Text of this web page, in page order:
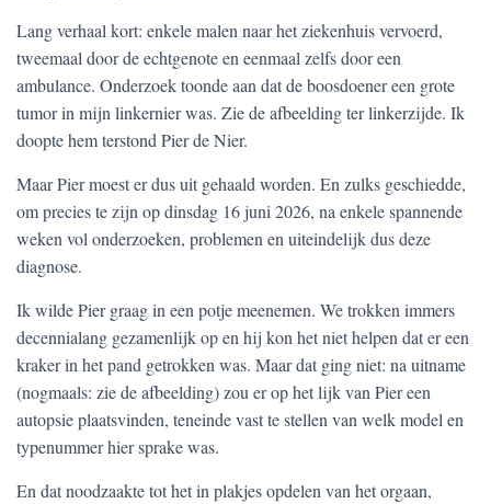
Lang verhaal kort: enkele malen naar het ziekenhuis vervoerd,
tweemaal door de echtgenote en eenmaal zelfs door een
ambulance. Onderzoek toonde aan dat de boosdoener een grote
tumor in mijn linkernier was. Zie de afbeelding ter linkerzijde. Ik
doopte hem terstond Pier de Nier.
Maar Pier moest er dus uit gehaald worden. En zulks geschiedde,
om precies te zijn op dinsdag 16 juni 2026, na enkele spannende
weken vol onderzoeken, problemen en uiteindelijk dus deze
diagnose.
Ik wilde Pier graag in een potje meenemen. We trokken immers
decennialang gezamenlijk op en hij kon het niet helpen dat er een
kraker in het pand getrokken was. Maar dat ging niet: na uitname
(nogmaals: zie de afbeelding) zou er op het lijk van Pier een
autopsie plaatsvinden, teneinde vast te stellen van welk model en
typenummer hier sprake was.
En dat noodzaakte tot het in plakjes opdelen van het orgaan,